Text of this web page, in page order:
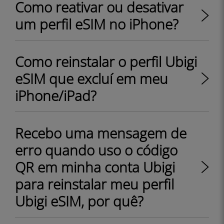
Como reativar ou desativar
um perfil eSIM no iPhone?
Como reinstalar o perfil Ubigi
eSIM que excluí em meu
iPhone/iPad?
Recebo uma mensagem de
erro quando uso o código
QR em minha conta Ubigi
para reinstalar meu perfil
Ubigi eSIM, por quê?